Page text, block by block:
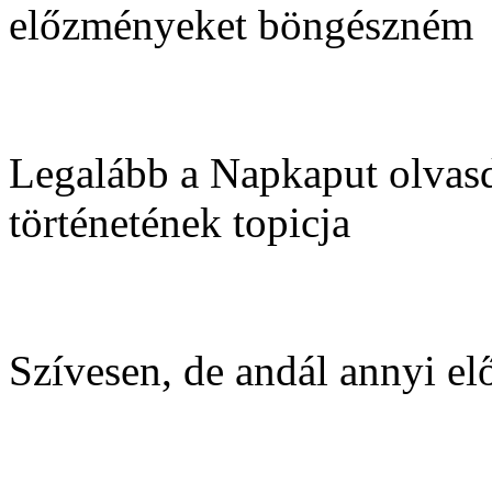
előzményeket böngészném
Legalább a Napkaput
történetének topicja
Szívesen, de andál annyi